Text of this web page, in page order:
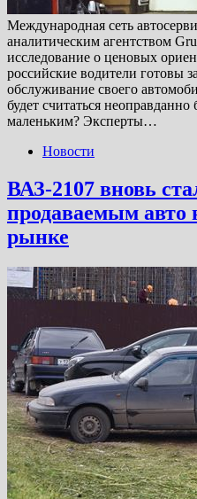
Международная сеть
аналитическим агентством
исследование о ценовых
российские водители готовы
обслуживание своего
будет считаться
маленьким? Эксперты…
Новости
ВАЗ-2107 вновь
продаваемым авто
рынке